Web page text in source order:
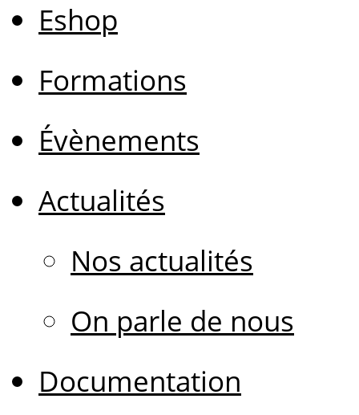
Eshop
Formations
Évènements
Actualités
Nos actualités
On parle de nous
Documentation